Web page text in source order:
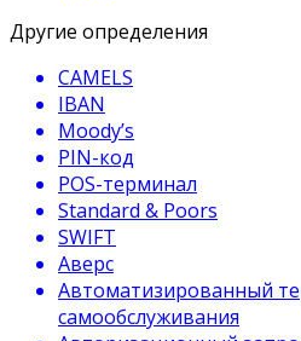
Другие определения
CAMELS
IBAN
Moody’s
PIN-код
POS-терминал
Standard & Poors
SWIFT
Аверс
Автоматизированный
самообслуживания